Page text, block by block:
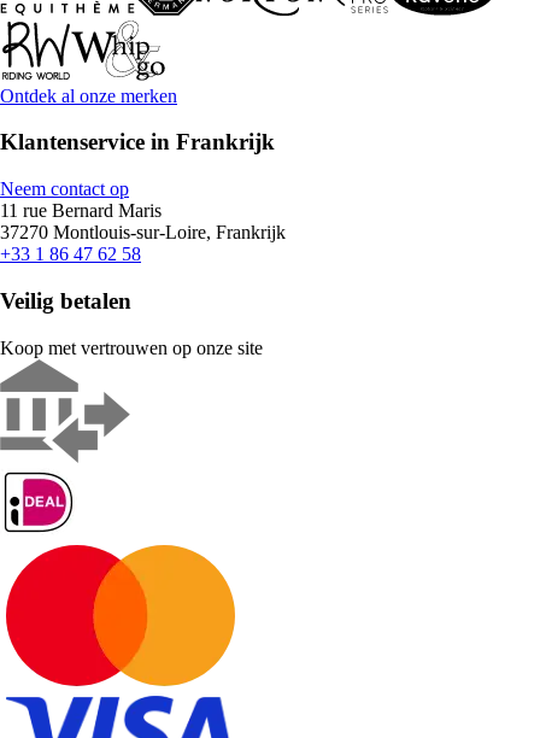
Ontdek al onze merken
Klantenservice in Frankrijk
Neem contact op
11 rue Bernard Maris
37270 Montlouis-sur-Loire, Frankrijk
+33 1 86 47 62 58
Veilig betalen
Koop met vertrouwen op onze site